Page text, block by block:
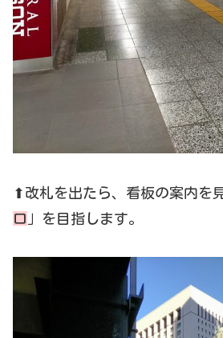
⬆改札を出たら、看板の案内を
口 」を目指します。